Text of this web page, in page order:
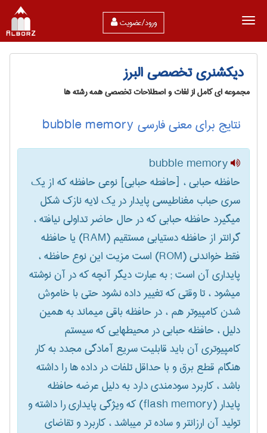
ورود/عضویت
دیکشنری تخصصی البرز
مجموعه ای کامل از لغات و اصطلاحات تخصصی همه رشته ها
نتایج برای معنی فارسی bubble memory
bubble memory
حافظه حبابی ، [حافطه حبابی] نوعی حافظه که از یک
سری حباب مغناطیسی پایدار در یک لایه نازک شکل
میگیرد حافظه حبابی که در حال حاضر تداولی نیافته ،
گرانتر از حافظه دستیابی مستقیم (‎RAM) یا حافظه
فقط خواندنی (‎ROM) است مزیت این نوع حافظه ،
پایداری آن است‎ ; به عبارت دیگر آنچه که در آن نوشته
میشود ، تا وقتی که تغییر داده نشود حتی با خاموش
شدن کامپیوتر هم ، در حافظه باقی میماند به همین
دلیل ، حافظه حبابی در محیطهایی که سیستم
کامپیوتری آن باید قابلیت سریع آمادگی مجدد به کار
هنگام قطع برق و با حداقل تلفات در داده ها را داشته
باشد ، کاربرد سودمندی دارد به دلیل عرضه حافظه
پایدار (‎flash memory) که ویژگی پایداری را داشته و
تولید آن ارزانتر و ساده تر میباشد ، کاربرد و تقاضای